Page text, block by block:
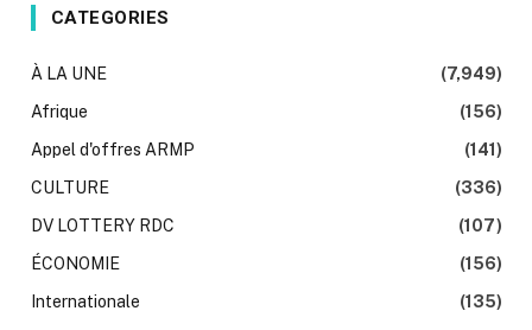
CATEGORIES
À LA UNE
(7,949)
Afrique
(156)
Appel d'offres ARMP
(141)
CULTURE
(336)
DV LOTTERY RDC
(107)
ÉCONOMIE
(156)
Internationale
(135)